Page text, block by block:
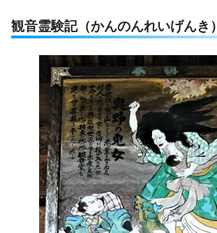
観音霊験記（かんのんれいげんき）